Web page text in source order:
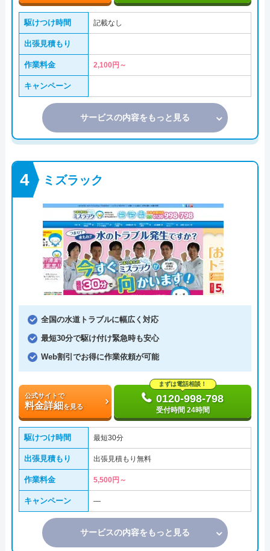
駆けつけ時間 記載なし
出張見積もり
作業料金 2,100円～
キャンペーン
サービスの内容をもっと見る
ミズラック
全国の水道トラブルに幅広く対応
最短30分で駆け付け緊急時も安心
Web割引でお得に作業依頼が可能
公式サイトで
料金詳細を見る
まずは電話相談！
0120-998-798
受付時間 24時間
駆けつけ時間 最短30分
出張見積もり 出張見積もり無料
作業料金 5,500円～
キャンペーン ―
サービスの内容をもっと見る